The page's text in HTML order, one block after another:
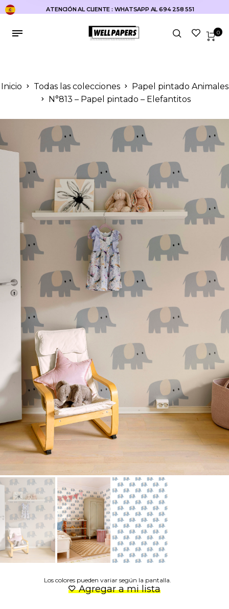
ATENCIÓN AL CLIENTE : WHATSAPP AL 694 258 551
0
Inicio Todas las colecciones
Papel pintado Animales
N°813 – Papel pintado – Elefantitos
Los colores pueden variar según la pantalla.
Agregar a mi lista